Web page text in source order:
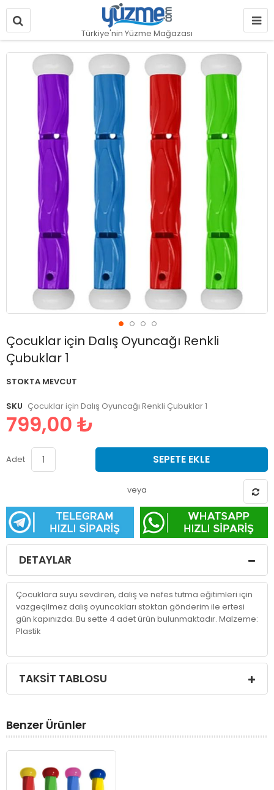
Türkiye'nin Yüzme Mağazası
Çocuklar için Dalış Oyuncağı Renkli
Çubuklar 1
STOKTA MEVCUT
SKU Çocuklar için Dalış Oyuncağı Renkli Çubuklar 1
799,00 ₺
Adet SEPETE EKLE
veya
Resim
galerisinin
Resim
galerisinin
başlangıcına
DETAYLAR
Çocuklara suyu sevdiren, dalış ve nefes tutma eğitimleri için
vazgeçilmez dalış oyuncakları stoktan gönderim ile ertesi
gün kapınızda. Bu sette 4 adet ürün bulunmaktadır. Malzeme:
Plastik
TAKSIT TABLOSU
Benzer Ürünler